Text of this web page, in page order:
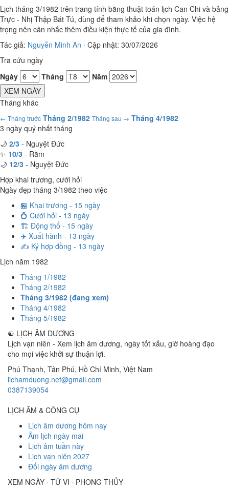
Lịch tháng 3/1982 trên trang tính bằng thuật toán lịch Can Chi và bảng
Trực - Nhị Thập Bát Tú, dùng để tham khảo khi chọn ngày. Việc hệ
trọng nên cân nhắc thêm điều kiện thực tế của gia đình.
Tác giả: Nguyễn Minh An · Cập nhật: 30/07/2026
Tra cứu ngày
Ngày
Tháng
Năm
XEM NGÀY
Tháng khác
← Tháng trước Tháng 2/1982 Tháng sau → Tháng 4/1982
3 ngày quý nhất tháng
🌙 2/3 - Nguyệt Đức
✨ 10/3 - Rằm
🌙 12/3 - Nguyệt Đức
Hợp khai trương, cưới hỏi
Ngày đẹp tháng 3/1982 theo việc
🏪 Khai trương - 15 ngày
💍 Cưới hỏi - 13 ngày
🏗️ Động thổ - 15 ngày
✈️ Xuất hành - 13 ngày
✍️ Ký hợp đồng - 13 ngày
Lịch năm 1982
Tháng 1/1982
Tháng 2/1982
Tháng 3/1982 (đang xem)
Tháng 4/1982
Tháng 5/1982
☯ LỊCH ÂM DƯƠNG
Lịch vạn niên - Xem lịch âm dương, ngày tốt xấu, giờ hoàng đạo
cho mọi việc khởi sự thuận lợi.
Phú Thạnh, Tân Phú, Hồ Chí Minh, Việt Nam
lichamduong.net@gmail.com
0387139054
LỊCH ÂM & CÔNG CỤ
Lịch âm dương hôm nay
Âm lịch ngày mai
Lịch âm tuần này
Lịch vạn niên 2027
Đổi ngày âm dương
XEM NGÀY · TỬ VI · PHONG THỦY